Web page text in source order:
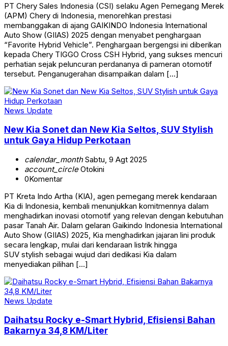
PT Chery Sales Indonesia (CSI) selaku Agen Pemegang Merek
(APM) Chery di Indonesia, menorehkan prestasi
membanggakan di ajang GAIKINDO Indonesia International
Auto Show (GIIAS) 2025 dengan menyabet penghargaan
“Favorite Hybrid Vehicle”. Penghargaan bergengsi ini diberikan
kepada Chery TIGGO Cross CSH Hybrid, yang sukses mencuri
perhatian sejak peluncuran perdananya di pameran otomotif
tersebut. Penganugerahan disampaikan dalam […]
News Update
New Kia Sonet dan New Kia Seltos, SUV Stylish
untuk Gaya Hidup Perkotaan
calendar_monthSabtu, 9 Agt 2025
account_circleOtokini
0Komentar
PT Kreta Indo Artha (KIA), agen pemegang merek kendaraan
Kia di Indonesia, kembali menunjukkan komitmennya dalam
menghadirkan inovasi otomotif yang relevan dengan kebutuhan
pasar Tanah Air. Dalam gelaran Gaikindo Indonesia International
Auto Show (GIIAS) 2025, Kia menghadirkan jajaran lini produk
secara lengkap, mulai dari kendaraan listrik hingga
SUV stylish sebagai wujud dari dedikasi Kia dalam
menyediakan pilihan […]
News Update
Daihatsu Rocky e-Smart Hybrid, Efisiensi Bahan
Bakarnya 34,8 KM/Liter